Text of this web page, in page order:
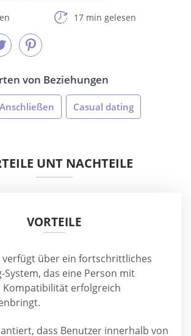
17 min gelesen
von Beziehungen
Anschließen Casual dating
UNT NACHTEILE
VORTEILE
verfügt über ein fortschrittliches
System, das eine Person mit
Kompatibilität erfolgreich
dass Benutzer innerhalb von